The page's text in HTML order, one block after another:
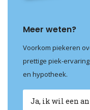
Meer weten?
Voorkom piekeren
prettige piek-
en hypotheek.
Ja, ik wil een